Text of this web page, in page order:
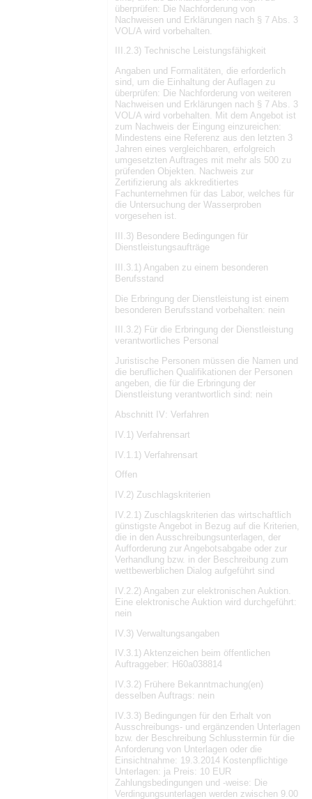
überprüfen: Die Nachforderung von
Nachweisen und Erklärungen nach § 7 Abs. 3
VOL/A wird vorbehalten.
III.2.3) Technische Leistungsfähigkeit
Angaben und Formalitäten, die erforderlich
sind, um die Einhaltung der Auflagen zu
überprüfen: Die Nachforderung von weiteren
Nachweisen und Erklärungen nach § 7 Abs. 3
VOL/A wird vorbehalten. Mit dem Angebot ist
zum Nachweis der Eingung einzureichen:
Mindestens eine Referenz aus den letzten 3
Jahren eines vergleichbaren, erfolgreich
umgesetzten Auftrages mit mehr als 500 zu
prüfenden Objekten. Nachweis zur
Zertifizierung als akkreditiertes
Fachunternehmen für das Labor, welches für
die Untersuchung der Wasserproben
vorgesehen ist.
III.3) Besondere Bedingungen für
Dienstleistungsaufträge
III.3.1) Angaben zu einem besonderen
Berufsstand
Die Erbringung der Dienstleistung ist einem
besonderen Berufsstand vorbehalten: nein
III.3.2) Für die Erbringung der Dienstleistung
verantwortliches Personal
Juristische Personen müssen die Namen und
die beruflichen Qualifikationen der Personen
angeben, die für die Erbringung der
Dienstleistung verantwortlich sind: nein
Abschnitt IV: Verfahren
IV.1) Verfahrensart
IV.1.1) Verfahrensart
Offen
IV.2) Zuschlagskriterien
IV.2.1) Zuschlagskriterien das wirtschaftlich
günstigste Angebot in Bezug auf die Kriterien,
die in den Ausschreibungsunterlagen, der
Aufforderung zur Angebotsabgabe oder zur
Verhandlung bzw. in der Beschreibung zum
wettbewerblichen Dialog aufgeführt sind
IV.2.2) Angaben zur elektronischen Auktion.
Eine elektronische Auktion wird durchgeführt:
nein
IV.3) Verwaltungsangaben
IV.3.1) Aktenzeichen beim öffentlichen
Auftraggeber: H60a038814
IV.3.2) Frühere Bekanntmachung(en)
desselben Auftrags: nein
IV.3.3) Bedingungen für den Erhalt von
Ausschreibungs- und ergänzenden Unterlagen
bzw. der Beschreibung Schlusstermin für die
Anforderung von Unterlagen oder die
Einsichtnahme: 19.3.2014 Kostenpflichtige
Unterlagen: ja Preis: 10 EUR
Zahlungsbedingungen und -weise: Die
Verdingungsunterlagen werden zwischen 9.00